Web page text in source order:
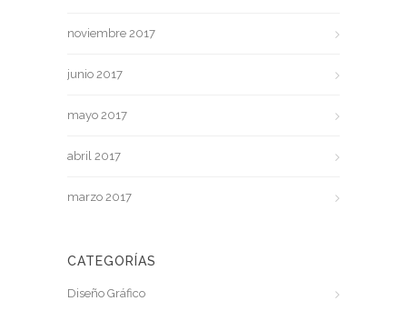
noviembre 2017
junio 2017
mayo 2017
abril 2017
marzo 2017
CATEGORÍAS
Diseño Gráfico